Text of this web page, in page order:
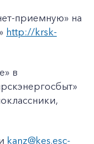
приемную» на
http://krsk-
в
kanz@kes.esc-